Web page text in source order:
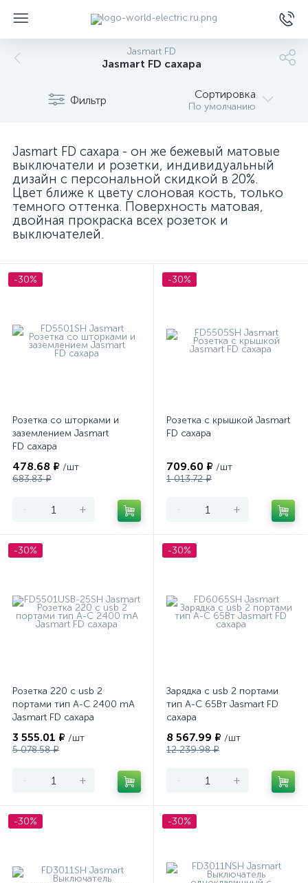
Jasmart FD
Jasmart FD сахара
Фильтр Сортировка
По умолчанию
Jasmart FD сахара - он же бежевый матовые
выключатели и розетки, индивидуальный
дизайн с персональной скидкой в 20%.
Цвет ближе к цвету слоновая кость, только
темного оттенка. Поверхность матовая,
двойная прокраска всех розеток и
выключателей.
-30%
Розетка со шторками и
заземлением Jasmart
FD сахара
478.68 ₽ /шт
683.83 ₽
- +
-30%
Розетка с крышкой Jasmart
FD сахара
709.60 ₽ /шт
1 013.72 ₽
- +
-30%
Розетка 220 с usb 2
портами тип А-С 2400 mA
Jasmart FD сахара
3 555.01 ₽ /шт
5 078.58 ₽
- +
-30%
Зарядка с usb 2 портами
тип А-С 65Вт Jasmart FD
сахара
8 567.99 ₽ /шт
12 239.98 ₽
- +
-30% -30%